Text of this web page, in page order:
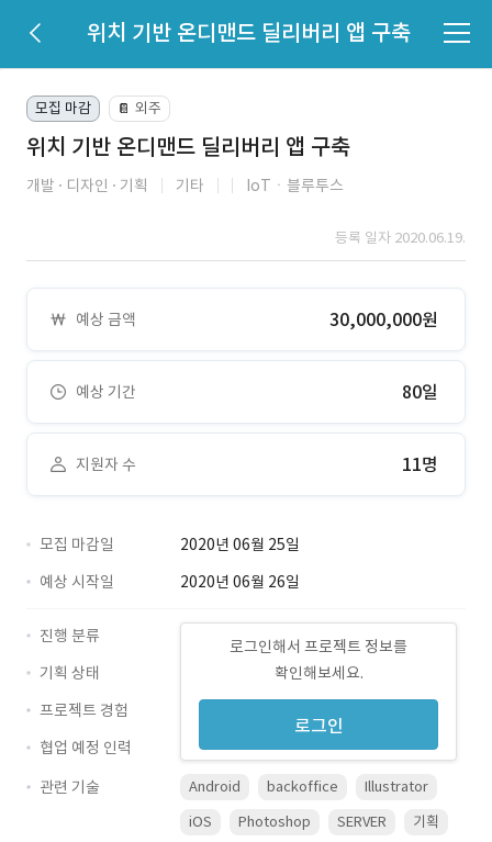
위치 기반 온디맨드 딜리버리 앱 구축
모집 마감 📔 외주
위치 기반 온디맨드 딜리버리 앱 구축
개발 디자인 기획 기타 IoTㆍ블루투스
등록 일자 2020.06.19.
예상 금액 30,000,000원
예상 기간 80일
지원자 수 11명
모집 마감일
2020년 06월 25일
예상 시작일
2020년 06월 26일
로그인해서 프로젝트 정보를
확인해보세요.
로그인
진행 분류
기획 상태
프로젝트 경험
협업 예정 인력
관련 기술
Android backoffice
Illustrator
iOS
Photoshop SERVER 기획